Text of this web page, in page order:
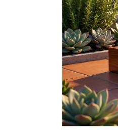
SOL DE
MIST
299 Kč